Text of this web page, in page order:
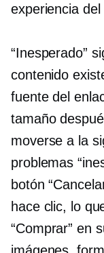
experiencia
“Inesperado”
contenido
fuente del
tamaño
moverse a la
problemas
botón
hace clic, lo
“Comprar” en